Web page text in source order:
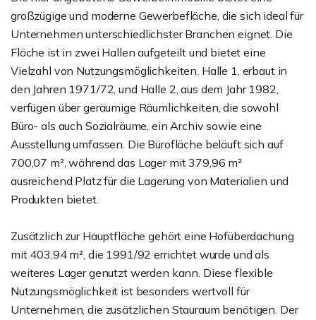
großzügige und moderne Gewerbefläche, die sich ideal für
Unternehmen unterschiedlichster Branchen eignet. Die
Fläche ist in zwei Hallen aufgeteilt und bietet eine
Vielzahl von Nutzungsmöglichkeiten. Halle 1, erbaut in
den Jahren 1971/72, und Halle 2, aus dem Jahr 1982,
verfügen über geräumige Räumlichkeiten, die sowohl
Büro- als auch Sozialräume, ein Archiv sowie eine
Ausstellung umfassen. Die Bürofläche beläuft sich auf
700,07 m², während das Lager mit 379,96 m²
ausreichend Platz für die Lagerung von Materialien und
Produkten bietet.
Zusätzlich zur Hauptfläche gehört eine Hofüberdachung
mit 403,94 m², die 1991/92 errichtet wurde und als
weiteres Lager genutzt werden kann. Diese flexible
Nutzungsmöglichkeit ist besonders wertvoll für
Unternehmen, die zusätzlichen Stauraum benötigen. Der